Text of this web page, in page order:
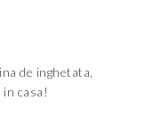
de inghetata,
casa!